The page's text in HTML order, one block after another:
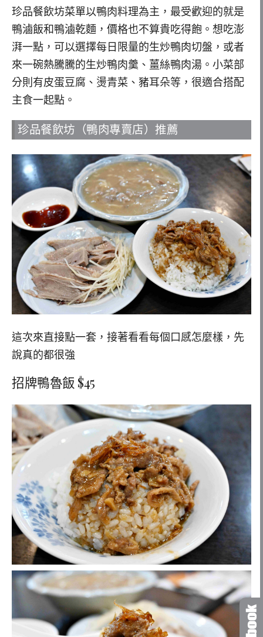
珍品餐飲坊菜單以鴨肉料理為主，最受歡迎的就是
鴨滷飯和鴨滷乾麵，價格也不算貴吃得飽。想吃澎
湃一點，可以選擇每日限量的生炒鴨肉切盤，或者
來一碗熱騰騰的生炒鴨肉羹、薑絲鴨肉湯。小菜部
分則有皮蛋豆腐、燙青菜、豬耳朵等，很適合搭配
主食一起點。
珍品餐飲坊（鴨肉專賣店）推薦
這次來直接點一套，接著看看每個口感怎麼樣，先
說真的都很強
招牌鴨魯飯 $45